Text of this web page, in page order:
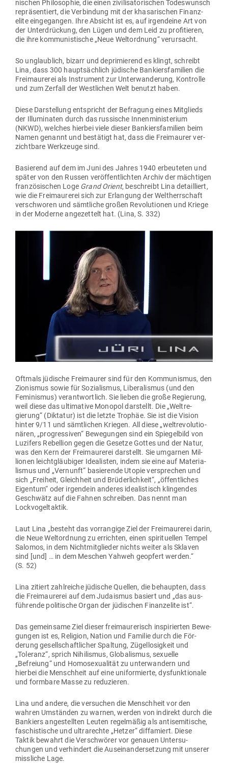
ni­schen Phi­lo­sophie, die einen zivi­li­sa­to­ri­schen Todes­wunsch
reprä­sen­tiert, die Ver­bindung mit der kha­sa­ri­schen Finanz­
elite ein­ge­gangen. Ihre Absicht ist es, auf irgendeine Art von
der Unter­drü­ckung, den Lügen und dem Leid zu pro­fi­tieren,
die ihre kom­mu­nis­tische „Neue Welt­ordnung“ verursacht.
So unglaublich, bizarr und depri­mierend es klingt, schreibt
Lina, dass 300 haupt­sächlich jüdische Ban­kiers­fa­milien die
Frei­mau­rerei als Instrument zur Unter­wan­derung, Kon­trolle
und zum Zerfall der West­lichen Welt benutzt haben.
Diese Dar­stellung ent­spricht der Befragung eines Mit­glieds
der Illu­mi­naten durch das rus­sische Innen­mi­nis­terium
(NKWD), welches hierbei viele dieser Ban­kiers­fa­milien beim
Namen genannt und bestätigt hat, dass die Frei­maurer ver­
zichtbare Werk­zeuge sind.
Basierend auf dem im Juni des Jahres 1940 erbeu­teten und
später von den Russen ver­öf­fent­lichten Archiv der mäch­tigen
fran­zö­si­schen Loge Grand Orient, beschreibt Lina detail­liert,
wie die Frei­mau­rerei sich zur Erlangung der Welt­herr­schaft
ver­schworen und sämt­liche großen Revo­lu­tionen und Kriege
in der Moderne ange­zettelt hat. (Lina, S. 332)
Oftmals jüdische Frei­maurer sind für den Kom­mu­nismus, den
Zio­nismus sowie für Sozia­lismus, Libe­ra­lismus (und den
Femi­nismus) ver­ant­wortlich. Sie lieben die große Regierung,
weil diese das ulti­mative Monopol dar­stellt. Die „Welt­re­
gierung“ (Dik­tatur) ist die letzte Trophäe. Sie ist die Vision
hinter 9/11 und sämt­lichen Kriegen. All diese „welt­re­vo­lu­tio­
nären, „pro­gres­siven“ Bewe­gungen sind ein Spie­gelbild von
Luzifers Rebellion gegen die Gesetze Gottes und der Natur,
was den Kern der Frei­mau­rerei dar­stellt. Sie umgarnen Mil­
lionen leicht­gläu­biger Idea­listen, indem sie eine auf Mate­ria­
lismus und „Ver­nunft“ basie­rende Utopie ver­sprechen und
sich „Freiheit, Gleichheit und Brü­der­lichkeit“, „öffent­liches
Eigentum“ oder irgendein anderes idea­lis­tisch klin­gendes
Geschwätz auf die Fahnen schreiben. Das nennt man
Lockvogeltaktik.
Laut Lina „besteht das vor­rangige Ziel der Frei­mau­rerei darin,
die Neue Welt­ordnung zu errichten, einen spi­ri­tu­ellen Tempel
Salomos, in dem Nicht­mit­glieder nichts weiter als Sklaven
sind [und] … in dem Meschen Yahweh geopfert werden.“
(S. 52)
Lina zitiert zahl­reiche jüdische Quellen, die behaupten, dass
die Frei­mau­rerei auf dem Juda­ismus basiert und „das aus­
füh­rende poli­tische Organ der jüdi­schen Finanz­elite ist“.
Das gemeinsame Ziel dieser frei­mau­re­risch inspi­rierten Bewe­
gungen ist es, Religion, Nation und Familie durch die För­
derung gesell­schaft­licher Spaltung, Zügel­lo­sigkeit und
„Toleranz“, sprich Nihi­lismus, Glo­ba­lismus, sexuelle
„Befreiung“ und Homo­se­xua­lität zu unter­wandern und
hierbei die Menschheit auf eine uni­for­mierte, dys­funk­tionale
und formbare Masse zu reduzieren.
Lina und andere, die ver­suchen die Menschheit vor den
wahren Umständen zu warnen, werden von indirekt durch die
Ban­kiers ange­stellten Leuten regel­mäßig als anti­se­mi­tische,
faschis­tische und ultra­rechte „Hetzer“ dif­fa­miert. Diese
Taktik bewahrt die Ver­schwörer vor genauen Unter­su­
chungen und ver­hindert die Aus­ein­an­der­setzung mit unserer
miss­liche Lage.